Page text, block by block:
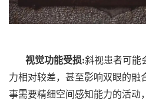
视觉功能受损:斜视患者可能
力相对较差，甚至影响双眼的融
事需要精细空间感知能力的活动